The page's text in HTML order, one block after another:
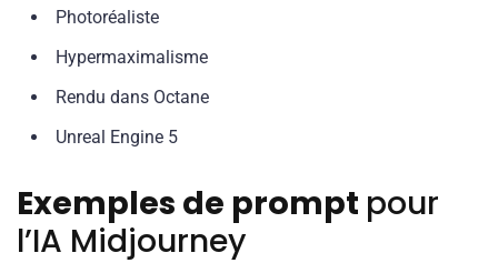
Photoréaliste
Hypermaximalisme
Rendu dans Octane
Unreal Engine 5
Exemples de prompt pour
l’IA Midjourney